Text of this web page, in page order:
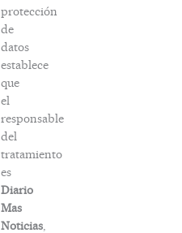
protección
de
datos
establece
que
el
responsable
del
tratamiento
es
Diario
Mas
Noticias,